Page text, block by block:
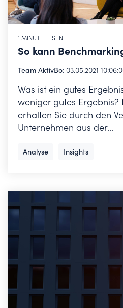
1 MINUTE LESEN
So kann
Team AktivBo: 03.05.2021
Was ist ein gutes
weniger gutes Ergebnis?
erhalten Sie durch den
Unternehmen aus der...
Analyse Insights